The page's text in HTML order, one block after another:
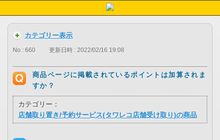
カテゴリー表示
No : 660 更新日時 : 2022/02/16 19:08
商品ページに掲載されているポイントは加算されま
すか？
カテゴリー：
店舗取り置き/予約サービス(タワレコ店舗受け取り)の商品